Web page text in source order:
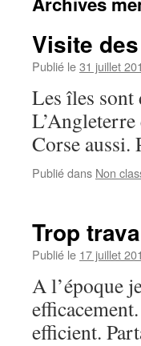
Visite
Publié le31 juillet
Les îles sont
Corse
Publié dans Non
Trop
Publié le 17 juillet
A l’époque
efficient.